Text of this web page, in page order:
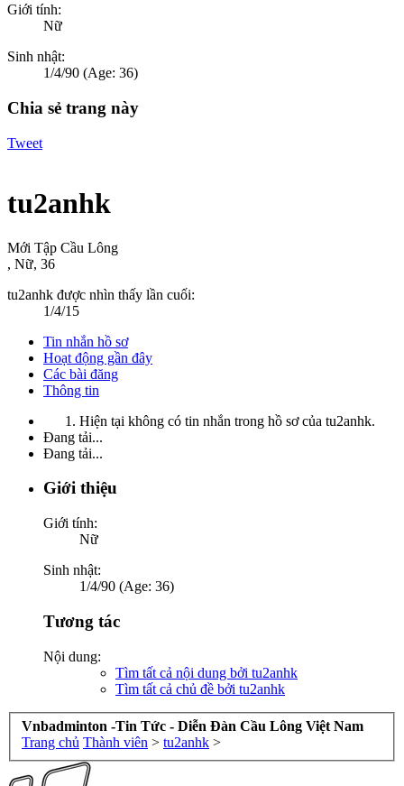
Giới tính:
Nữ
Sinh nhật:
1/4/90 (Age: 36)
Chia sẻ trang này
Tweet
tu2anhk
Mới Tập Cầu Lông
, Nữ, 36
tu2anhk được nhìn thấy lần cuối:
1/4/15
Tin nhắn hồ sơ
Hoạt động gần đây
Các bài đăng
Thông tin
Hiện tại không có tin nhắn trong hồ sơ của tu2anhk.
Đang tải...
Đang tải...
Giới thiệu
Giới tính:
Nữ
Sinh nhật:
1/4/90 (Age: 36)
Tương tác
Nội dung:
Tìm tất cả nội dung bởi tu2anhk
Tìm tất cả chủ đề bởi tu2anhk
Vnbadminton -Tin Tức - Diễn Đàn Cầu Lông Việt Nam
Trang chủ Thành viên > tu2anhk >